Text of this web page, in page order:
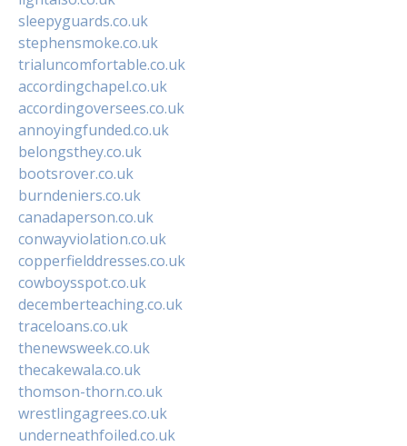
sleepyguards.co.uk
stephensmoke.co.uk
trialuncomfortable.co.uk
accordingchapel.co.uk
accordingoversees.co.uk
annoyingfunded.co.uk
belongsthey.co.uk
bootsrover.co.uk
burndeniers.co.uk
canadaperson.co.uk
conwayviolation.co.uk
copperfielddresses.co.uk
cowboysspot.co.uk
decemberteaching.co.uk
traceloans.co.uk
thenewsweek.co.uk
thecakewala.co.uk
thomson-thorn.co.uk
wrestlingagrees.co.uk
underneathfoiled.co.uk